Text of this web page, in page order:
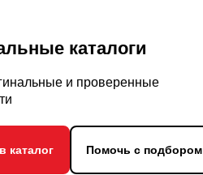
каталоги
и проверенные
каталог Помочь с подбором